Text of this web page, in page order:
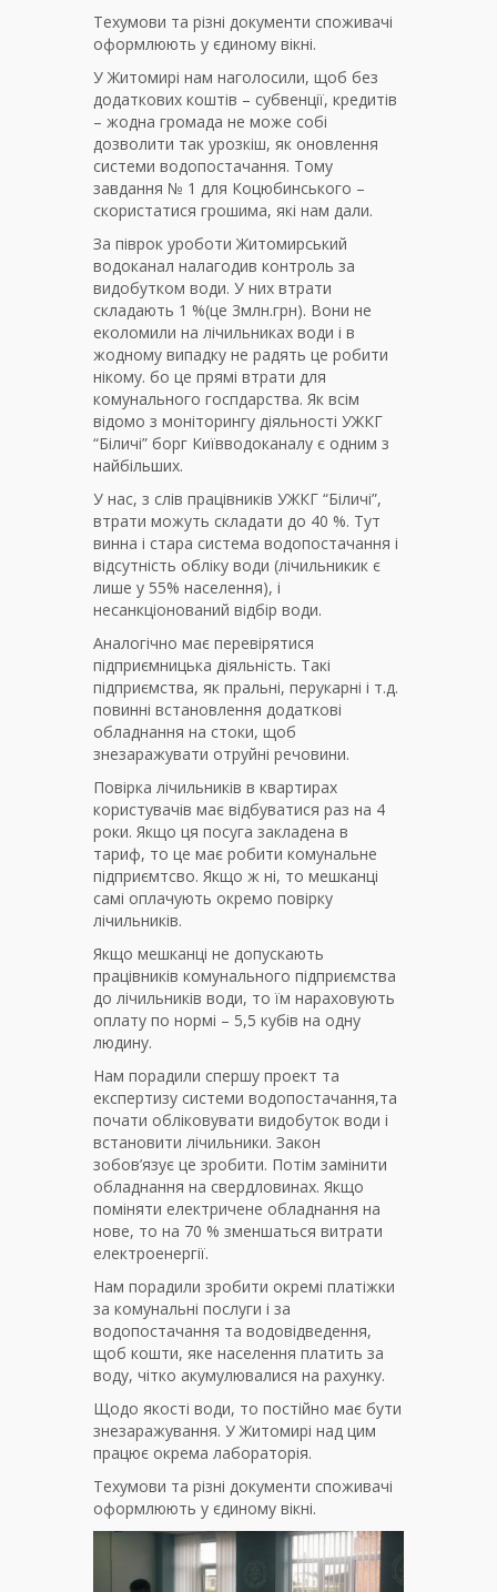
Техумови та різні документи споживачі
оформлюють у єдиному вікні.
У Житомирі нам наголосили, щоб без
додаткових коштів – субвенції, кредитів
– жодна громада не може собі
дозволити так урозкіш, як оновлення
системи водопостачання. Тому
завдання № 1 для Коцюбинського –
скористатися грошима, які нам дали.
За піврок уроботи Житомирський
водоканал налагодив контроль за
видобутком води. У них втрати
складають 1 %(це 3млн.грн). Вони не
еколомили на лічильниках води і в
жодному випадку не радять це робити
нікому. бо це прямі втрати для
комунального госпдарства. Як всім
відомо з моніторингу діяльності УЖКГ
“Біличі” борг Київводоканалу є одним з
найбільших.
У нас, з слів працівників УЖКГ “Біличі”,
втрати можуть складати до 40 %. Тут
винна і стара система водопостачання і
відсутність обліку води (лічильникик є
лише у 55% населення), і
несанкціонований відбір води.
Аналогічно має перевірятися
підприємницька діяльність. Такі
підприємства, як пральні, перукарні і т.д.
повинні встановлення додаткові
обладнання на стоки, щоб
знезаражувати отруйні речовини.
Повірка лічильників в квартирах
користувачів має відбуватися раз на 4
роки. Якщо ця посуга закладена в
тариф, то це має робити комунальне
підприємтсво. Якщо ж ні, то мешканці
самі оплачують окремо повірку
лічильників.
Якщо мешканці не допускають
працівників комунального підприємства
до лічильників води, то їм нараховують
оплату по нормі – 5,5 кубів на одну
людину.
Нам порадили спершу проект та
експертизу системи водопостачання,та
почати обліковувати видобуток води і
встановити лічильники. Закон
зобов’язує це зробити. Потім замінити
обладнання на свердловинах. Якщо
поміняти електричене обладнання на
нове, то на 70 % зменшаться витрати
електроенергії.
Нам порадили зробити окремі платіжки
за комунальні послуги і за
водопостачання та водовідведення,
щоб кошти, яке населення платить за
воду, чітко акумулювалися на рахунку.
Щодо якості води, то постійно має бути
знезаражування. У Житомирі над цим
працює окрема лабораторія.
Техумови та різні документи споживачі
оформлюють у єдиному вікні.